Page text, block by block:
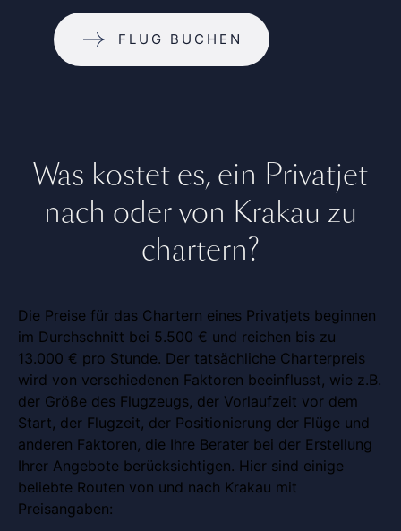
FLUG BUCHEN
Was kostet es, ein Privatjet
nach oder von Krakau zu
chartern?
Die Preise für das Chartern eines Privatjets beginnen
im Durchschnitt bei 5.500 € und reichen bis zu
13.000 € pro Stunde. Der tatsächliche Charterpreis
wird von verschiedenen Faktoren beeinflusst, wie z.B.
der Größe des Flugzeugs, der Vorlaufzeit vor dem
Start, der Flugzeit, der Positionierung der Flüge und
anderen Faktoren, die Ihre Berater bei der Erstellung
Ihrer Angebote berücksichtigen. Hier sind einige
beliebte Routen von und nach Krakau mit
Preisangaben: